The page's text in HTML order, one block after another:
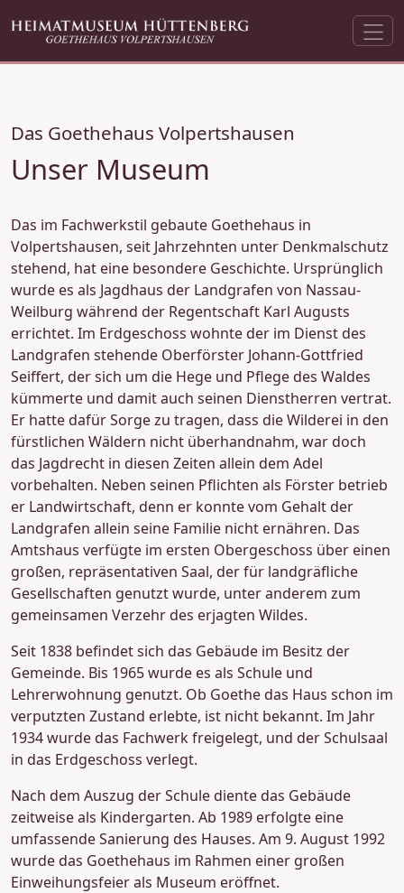
Das Goethehaus Volpertshausen
Unser Museum
Das im Fachwerkstil gebaute Goethehaus in
Volpertshausen, seit Jahrzehnten unter Denkmalschutz
stehend, hat eine besondere Geschichte. Ursprünglich
wurde es als Jagdhaus der Landgrafen von Nassau-
Weilburg während der Regentschaft Karl Augusts
errichtet. Im Erdgeschoss wohnte der im Dienst des
Landgrafen stehende Oberförster Johann-Gottfried
Seif­fert, der sich um die Hege und Pflege des Waldes
kümmerte und damit auch seinen Diensther­ren vertrat.
Er hatte dafür Sorge zu tragen, dass die Wilderei in den
fürstlichen Wäldern nicht überhandnahm, war doch
das Jagdrecht in diesen Zeiten allein dem Adel
vorbehalten. Neben seinen Pflichten als Förster betrieb
er Landwirtschaft, denn er konnte vom Gehalt der
Landgrafen allein seine Familie nicht ernähren. Das
Amtshaus verfügte im ersten Obergeschoss über einen
großen, repräsentativen Saal, der für landgräfliche
Gesellschaften genutzt wurde, unter anderem zum
gemeinsamen Verzehr des erjagten Wildes.
Seit 1838 befindet sich das Gebäude im Besitz der
Gemeinde. Bis 1965 wurde es als Schule und
Lehrerwohnung genutzt. Ob Goethe das Haus schon im
verputzten Zustand erlebte, ist nicht bekannt. Im Jahr
1934 wurde das Fachwerk freigelegt, und der Schulsaal
in das Erdgeschoss verlegt.
Nach dem Auszug der Schule diente das Gebäude
zeitweise als Kindergarten. Ab 1989 erfolgte eine
umfassende Sanierung des Hauses. Am 9. August 1992
wurde das Goethehaus im Rahmen einer großen
Einweihungsfeier als Museum eröffnet.